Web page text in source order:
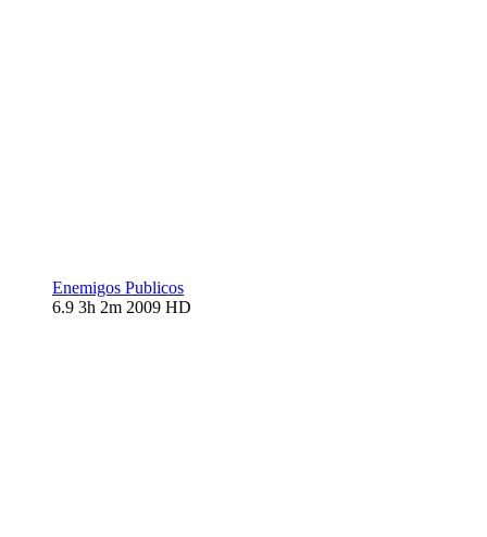
Enemigos Publicos
6.9 3h 2m 2009 HD